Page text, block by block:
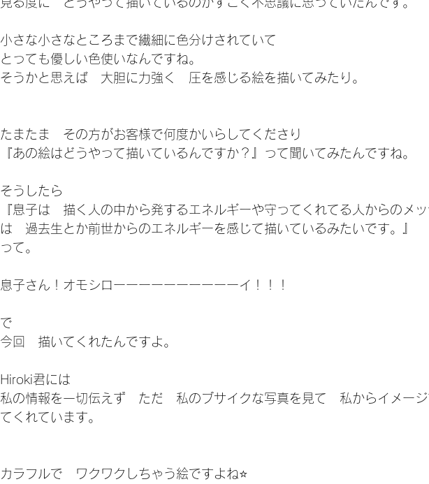
小さな小さなところまで繊細に色分けされていて
とっても優しい色使いなんですね。
そうかと思えば　大胆に力強く　圧を感じる絵を描いてみたり。
たまたま　その方がお客様で何度かいらしてくださり
『あの絵はどうやって描いているんですか？』って聞いてみたんですね。
そうしたら
『息子は　描く人の中から発するエネルギーや守ってくれてる人からのメ
は　過去生とか前世からのエネルギーを感じて描いているみたいです。』
って。
息子さん！オモシローーーーーーーーーーイ！！！
で
今回　描いてくれたんですよ。
Hiroki君には
私の情報を一切伝えず　ただ　私のブサイクな写真を見て　私からイメー
てくれています。
カラフルで　ワクワクしちゃう絵ですよね⭐️